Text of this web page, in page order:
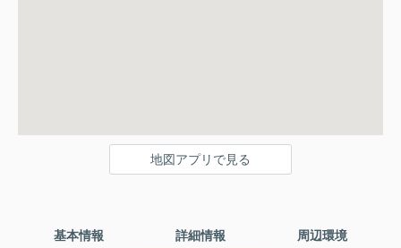
地図アプリで見る
基本情報 詳細情報 周辺環境